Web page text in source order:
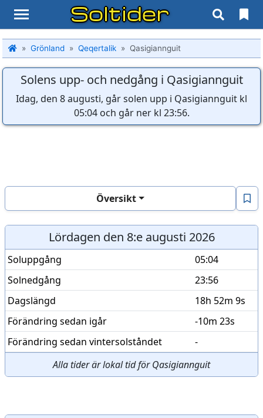
Soltider
Grönland Qeqertalik Qasigiannguit
Solens upp- och nedgång i Qasigiannguit
Idag, den 8 augusti, går solen upp i Qasigiannguit kl
05:04 och går ner kl 23:56.
Översikt
Lördagen den 8:e augusti 2026
Soluppgång
05:04
Solnedgång
23:56
Dagslängd
18h 52m 9s
Förändring sedan igår
-10m 23s
Förändring sedan vintersolståndet
-
Alla tider är lokal tid för Qasigiannguit